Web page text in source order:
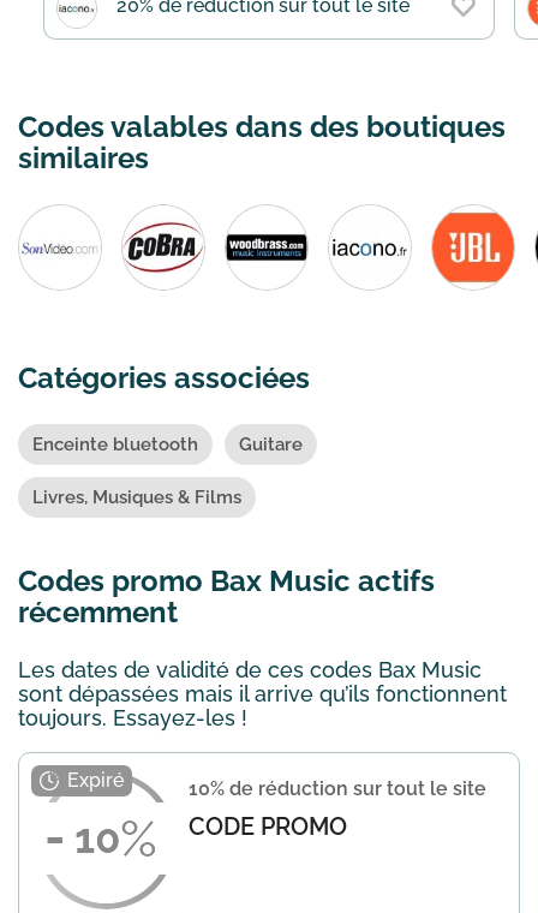
20% de réduction sur tout le site
Codes valables dans des boutiques
similaires
Catégories associées
Enceinte bluetooth Guitare
Livres, Musiques & Films
Codes promo Bax Music actifs
récemment
Les dates de validité de ces codes Bax Music
sont dépassées mais il arrive qu’ils fonctionnent
toujours. Essayez-les !
10
10% de réduction sur tout le site
CODE PROMO